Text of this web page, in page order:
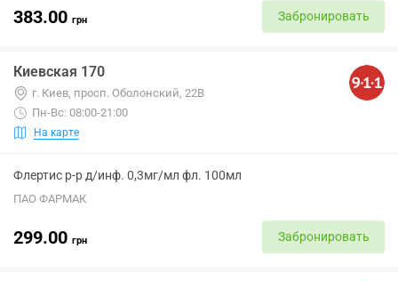
383.00 грн Забронировать
Киевская 170
г. Киев, просп. Оболонский, 22В
Пн-Вс: 08:00-21:00
На карте
Флертис р-р д/инф. 0,3мг/мл фл. 100мл
ПАО ФАРМАК
299.00 грн Забронировать